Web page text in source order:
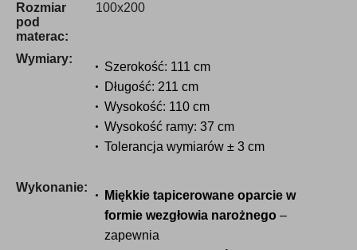
Rozmiar
pod
materac:
100x200
Wymiary:
Szerokość: 111 cm
Długość: 211 cm
Wysokość: 110 cm
Wysokość ramy: 37 cm
Tolerancja wymiarów ± 3 cm
Wykonanie:
Miękkie tapicerowane oparcie w
formie wezgłowia narożnego –
zapewnia